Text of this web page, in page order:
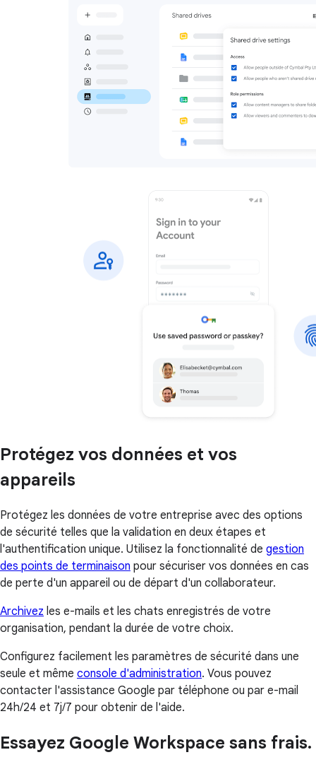
Protégez vos données et vos
appareils
Protégez les données de votre entreprise avec des options
de sécurité telles que la validation en deux étapes et
l'authentification unique. Utilisez la fonctionnalité de gestion
des points de terminaison pour sécuriser vos données en cas
de perte d'un appareil ou de départ d'un collaborateur.
Archivez les e-mails et les chats enregistrés de votre
organisation, pendant la durée de votre choix.
Configurez facilement les paramètres de sécurité dans une
seule et même console d'administration. Vous pouvez
contacter l'assistance Google par téléphone ou par e-mail
24h/24 et 7j/7 pour obtenir de l'aide.
Essayez Google Workspace sans frais.